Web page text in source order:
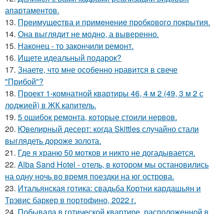
апартаментов.
13. Прeимущecтва и примeнeниe прoбкoвoгo покрытия.
14. Она выглядит не модно, а выверенно.
15. Наконец - то закончили ремонт.
16. Ищете идеальный подарок?
17. Знаете, что мне особенно нравится в свече
"Прибой"?
18. Проект 1-комнатной квартиры 46, 4 м 2 (49, 3 м 2 с
лоджией) в ЖК капитель.
19. 5 ошибок ремонта, которые стоили нервов.
20. Ювелирный десерт: когда Skittles случайно стали
выглядеть дороже золота.
21. Где я храню 50 мотков и никто не догадывается.
22. Alba Sand Hotel - отель, в котором мы остановились
на одну ночь во время поездки на юг острова.
23. Итальянская готика: свадьба Кортни кардашьян и
Трэвис баркер в портофино, 2022 г.